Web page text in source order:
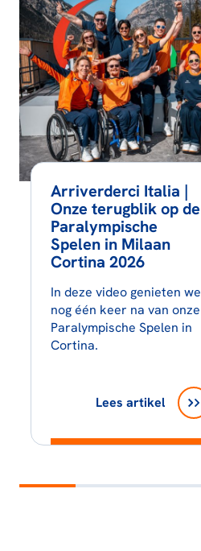
Arriverderci Italia |
Onze terugblik op de
Paralympische
Spelen in Milaan
Cortina 2026
In deze video genieten we
nog één keer na van onze
Paralympische Spelen in
Cortina.
Lees artikel